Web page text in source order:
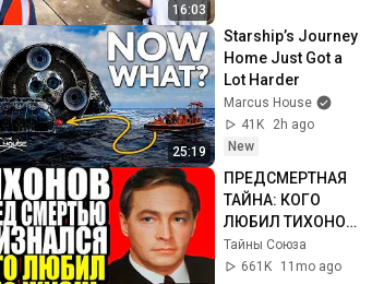
16:03
25:19
Starship’s Journey
Home Just Got a
Lot Harder
Marcus House
41K
2h ago
New
ПРЕДСМЕРТНАЯ
ТАЙНА: КОГО
ЛЮБИЛ ТИХОНОВ
ВСЮ ЖИЗНЬ?
Тайны Союза
661K
11mo ago